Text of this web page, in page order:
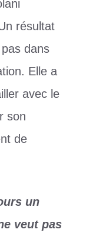
résultat
dans
Elle a
avec le
son
de
un
veut pas